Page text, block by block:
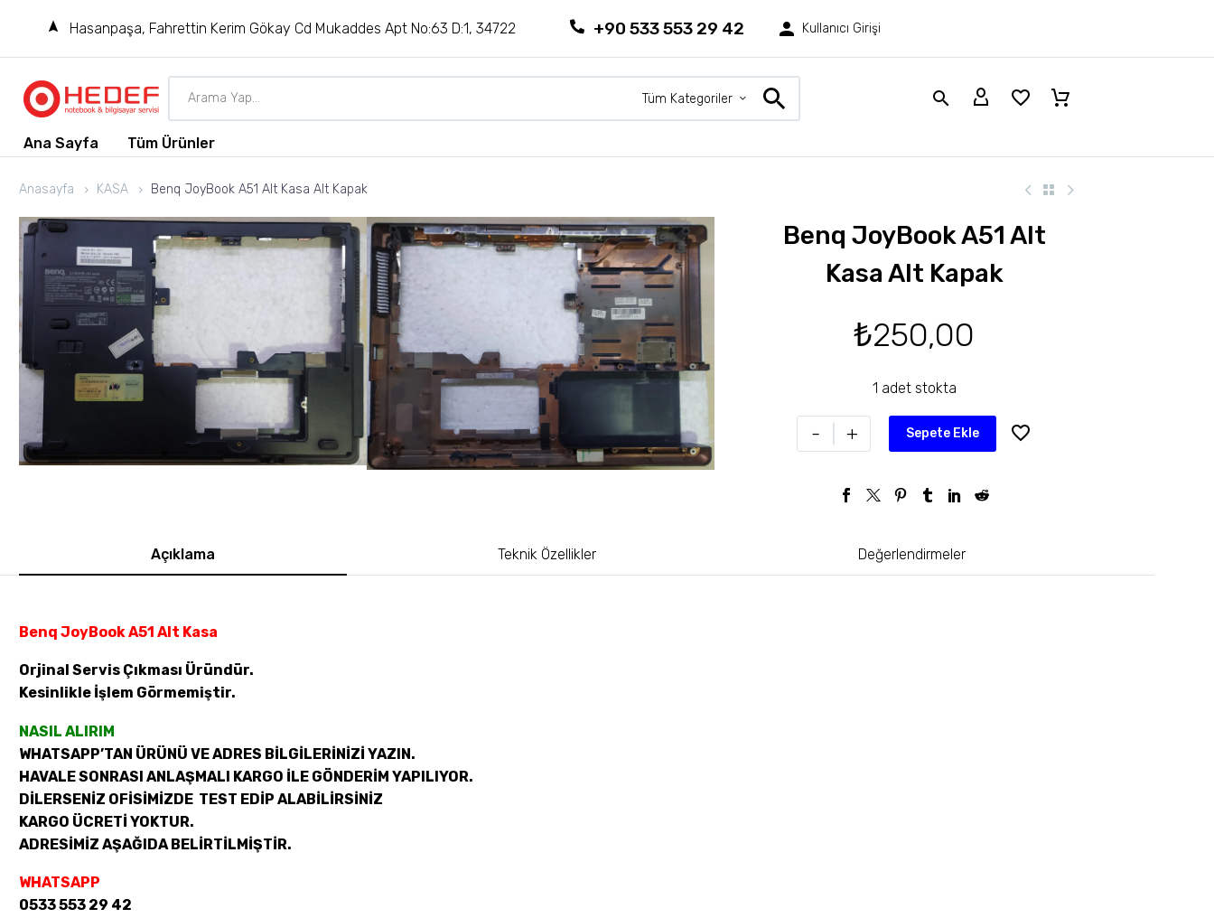
Hasanpaşa, Fahrettin Kerim Gökay Cd Mukaddes Apt No:63 D:1, 34722 +90 533 553 29 42 Kullanıcı Girişi
Tüm Kategoriler
Ana Sayfa Tüm Ürünler
Anasayfa KASA Benq JoyBook A51 Alt Kasa Alt Kapak
Benq JoyBook A51 Alt
Kasa Alt Kapak
₺250,00
1 adet stokta
- + Sepete Ekle
Açıklama Teknik Özellikler Değerlendirmeler
Benq JoyBook A51 Alt Kasa
Orjinal Servis Çıkması Üründür.
Kesinlikle İşlem Görmemiştir.
NASIL ALIRIM
WHATSAPP’TAN ÜRÜNÜ VE ADRES BİLGİLERİNİZİ YAZIN.
HAVALE SONRASI ANLAŞMALI KARGO İLE GÖNDERİM YAPILIYOR.
DİLERSENİZ OFİSİMİZDE TEST EDİP ALABİLİRSİNİZ
KARGO ÜCRETİ YOKTUR.
ADRESİMİZ AŞAĞIDA BELİRTİLMİŞTİR.
WHATSAPP
0533 553 29 42